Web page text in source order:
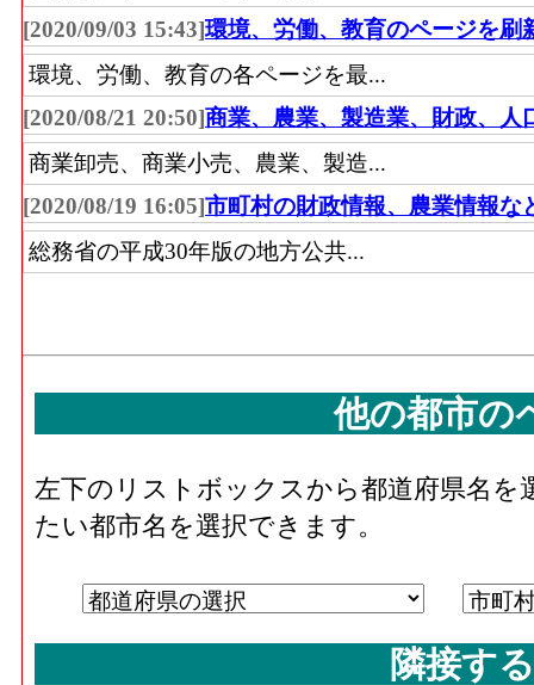
[2020/09/03 15:43]環境、労働、教育のページを刷
環境、労働、教育の各ページを最...
[2020/08/21 20:50]商業、農業、製造業、財政、人
商業卸売、商業小売、農業、製造...
[2020/08/19 16:05]市町村の財政情報、農業情報な
総務省の平成30年版の地方公共...
他の都市の
左下のリストボックスから都道府県名
たい都市名を選択できます。
隣接す